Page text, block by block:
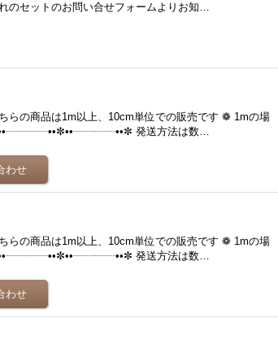
のセットのお問い合せフォームよりお知…
らの商品は1m以上、10cm単位での販売です ❁ 1mの場
✼••┈┈┈┈••✼••┈┈┈┈••✼ 発送方法は数…
らの商品は1m以上、10cm単位での販売です ❁ 1mの場
✼••┈┈┈┈••✼••┈┈┈┈••✼ 発送方法は数…